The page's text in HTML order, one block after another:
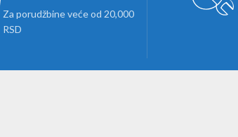
Za porudžbine veće od 20,000
RSD